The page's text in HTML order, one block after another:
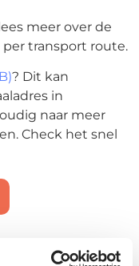
meer over de
transport route.
? Dit kan
in
naar meer
Check het snel